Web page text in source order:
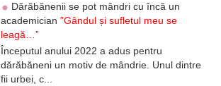
Dărăbănenii se pot mândri cu încă un
academician”Gândul și sufletul meu se
leagă…”
Începutul anului 2022 a adus pentru
dărăbăneni un motiv de mândrie. Unul dintre
fii urbei, c...